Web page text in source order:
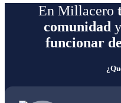
En Millacero
comunidad
funcionar